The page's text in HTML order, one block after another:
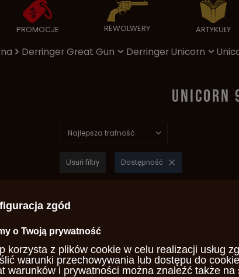
PROMOCJE REWOLWERY ARTYKUŁY
Derringer Great Gun Derringer Unicorn
UNICORN
Najlepsza trafność
Usuń filtry Dostępność
zgód
o Twoją prywatność
korzysta z plików cookie w celu realizacji usług
warunki przechowywania lub dostępu do
warunków i prywatności można znaleźć także na